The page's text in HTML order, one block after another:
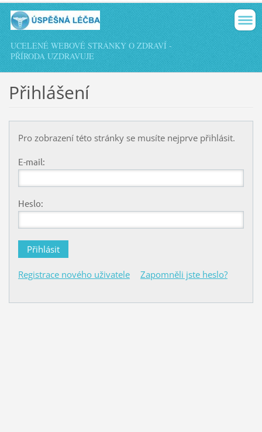
UCELENÉ WEBOVÉ STRÁNKY O ZDRAVÍ -
PŘÍRODA UZDRAVUJE
Přihlášení
Pro zobrazení této stránky se musíte nejprve přihlásit.
E-mail:
Heslo:
Registrace nového uživatele Zapomněli jste heslo?